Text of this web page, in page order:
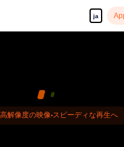
ja
高解像度の映像•スピーディな再生へ